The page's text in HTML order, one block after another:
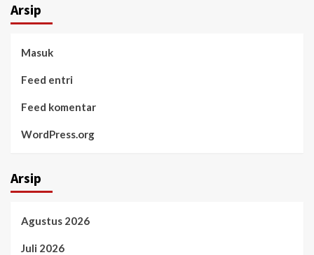
Arsip
Masuk
Feed entri
Feed komentar
WordPress.org
Arsip
Agustus 2026
Juli 2026